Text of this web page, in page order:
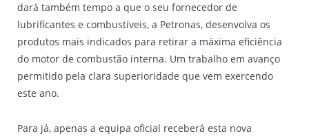
dará também tempo a que o seu fornecedor de
lubrificantes e combustíveis, a Petronas, desenvolva os
produtos mais indicados para retirar a máxima eficiência
do motor de combustão interna. Um trabalho em avanço
permitido pela clara superioridade que vem exercendo
este ano.
Para já, apenas a equipa oficial receberá esta nova